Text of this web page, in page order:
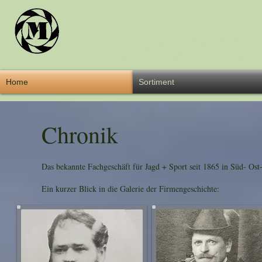
Home Sortiment
Chronik
Das bekannte Fachgeschäft für Jagd + Sport seit 1865 in Süd-
Ein kurzer Blick in die Galerie der Firmengeschichte: